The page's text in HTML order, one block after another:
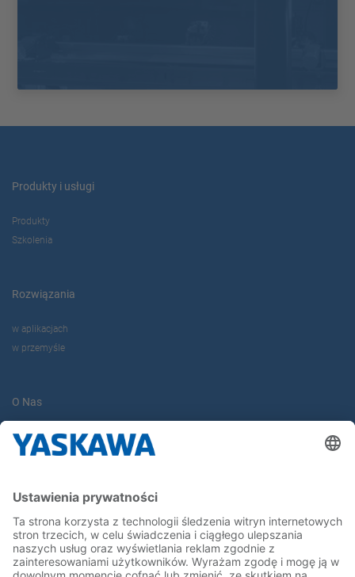
Produkty i usługi
Produkty
Szkolenia
Rozwiązania
w aplikacjach
w przemyśle
O Nas
Yaskawa Europe Gmbh
Yaskawa Polska
Kariera